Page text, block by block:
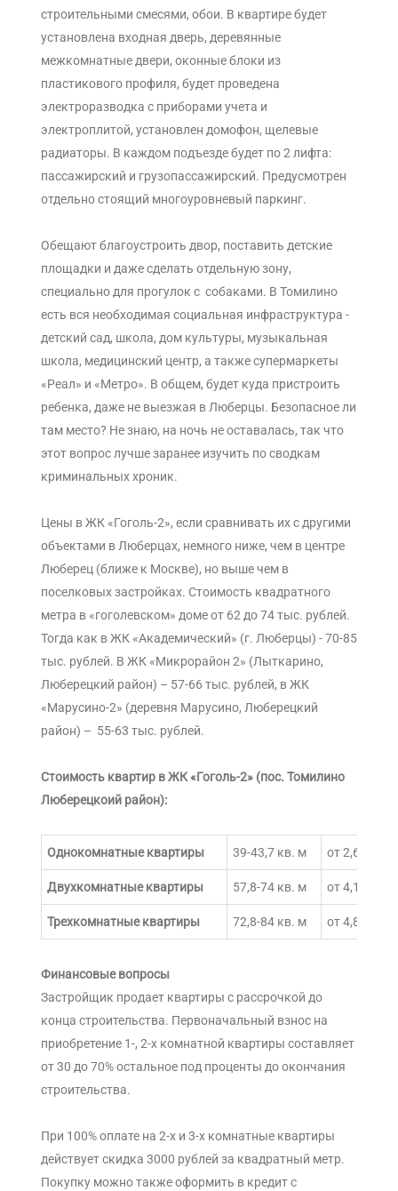
строительными смесями, обои. В квартире будет
установлена входная дверь, деревянные
межкомнатные двери, оконные блоки из
пластикового профиля, будет проведена
электроразводка с приборами учета и
электроплитой, установлен домофон, щелевые
радиаторы. В каждом подъезде будет по 2 лифта:
пассажирский и грузопассажирский. Предусмотрен
отдельно стоящий многоуровневый паркинг.
Обещают благоустроить двор, поставить детские
площадки и даже сделать отдельную зону,
специально для прогулок с собаками. В Томилино
есть вся необходимая социальная инфраструктура -
детский сад, школа, дом культуры, музыкальная
школа, медицинский центр, а также супермаркеты
«Реал» и «Метро». В общем, будет куда пристроить
ребенка, даже не выезжая в Люберцы. Безопасное ли
там место? Не знаю, на ночь не оставалась, так что
этот вопрос лучше заранее изучить по сводкам
криминальных хроник.
Цены в ЖК «Гоголь-2», если сравнивать их с другими
объектами в Люберцах, немного ниже, чем в центре
Люберец (ближе к Москве), но выше чем в
поселковых застройках. Стоимость квадратного
метра в «гоголевском» доме от 62 до 74 тыс. рублей.
Тогда как в ЖК «Академический» (г. Люберцы) - 70-85
тыс. рублей. В ЖК «Микрорайон 2» (Лыткарино,
Люберецкий район) – 57-66 тыс. рублей, в ЖК
«Марусино-2» (деревня Марусино, Люберецкий
район) – 55-63 тыс. рублей.
Стоимость квартир в ЖК «Гоголь-2» (пос. Томилино
Люберецкоий район):
Однокомнатные квартиры 39-43,7 кв. м от 2,6 - 3,3
Двухкомнатные квартиры 57,8-74 кв. м от 4,1 - 5
Трехкомнатные квартиры 72,8-84 кв. м от 4,8 – 5,6
Финансовые вопросы
Застройщик продает квартиры с рассрочкой до
конца строительства. Первоначальный взнос на
приобретение 1-, 2-х комнатной квартиры составляет
от 30 до 70% остальное под проценты до окончания
строительства.
При 100% оплате на 2-х и 3-х комнатные квартиры
действует скидка 3000 рублей за квадратный метр.
Покупку можно также оформить в кредит с